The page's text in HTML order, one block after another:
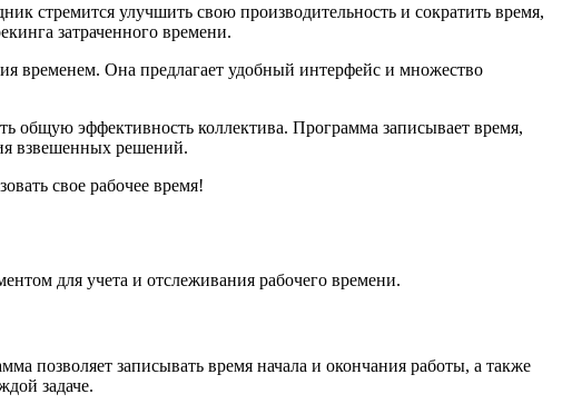
стремится улучшить свою производительность и сократить время,
затраченного времени.
временем. Она предлагает удобный интерфейс и множество
общую эффективность коллектива. Программа записывает время,
взвешенных решений.
свое рабочее время!
для учета и отслеживания рабочего времени.
позволяет записывать время начала и окончания работы, а также
задаче.